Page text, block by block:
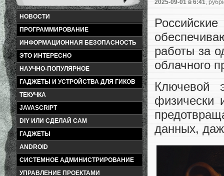
НОВОСТИ
ПРОГРАММИРОВАНИЕ
ИНФОРМАЦИОННАЯ БЕЗОПАСНОСТЬ
ЭТО ИНТЕРЕСНО
НАУЧНО-ПОПУЛЯРНОЕ
ГАДЖЕТЫ И УСТРОЙСТВА ДЛЯ ГИКОВ
ТЕКУЧКА
JAVASCRIPT
DIY ИЛИ СДЕЛАЙ САМ
ГАДЖЕТЫ
ANDROID
СИСТЕМНОЕ АДМИНИСТРИРОВАНИЕ
УПРАВЛЕНИЕ ПРОЕКТАМИ
2025-09-01 в 6:41,
работы за
облачного
Ключевой
физически
данных,